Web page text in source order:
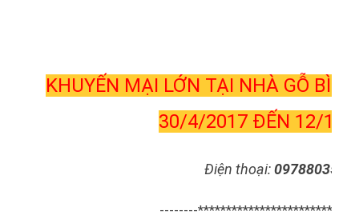
KHUYẾN MẠI LỚN TẠI NHÀ GỖ
30/4/2017 ĐẾN 12/10/
Điện thoại:0978803589
--------